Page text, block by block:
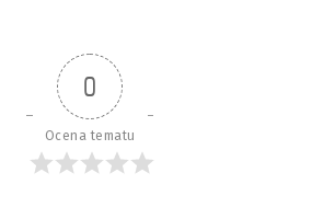
0
Ocena tematu